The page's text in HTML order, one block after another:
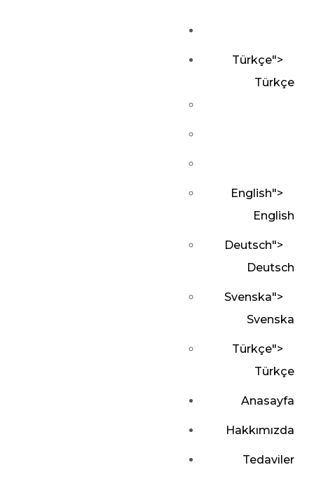
Türkçe">
Türkçe
English">
English
Deutsch">
Deutsch
Svenska">
Svenska
Türkçe">
Türkçe
Anasayfa
Hakkımızda
Tedaviler